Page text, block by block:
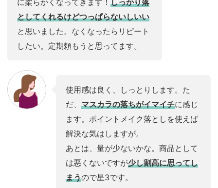
に柔らかくなってきます！ しっかり落
としてくれるけどつっぱらないしいい
と思いました。なくなったらリピート
したい。定期頼もうと思ってます。
使用感は良く、しっとりします。た
だ、 マスカラの落ちがイマイチに感じ
ます。ポイントメイク落としを使えば
解決な気はしますが。
あとは、量が少ないかな。商品として
は悪くないですが少し割高に思ってし
まうので星3です。